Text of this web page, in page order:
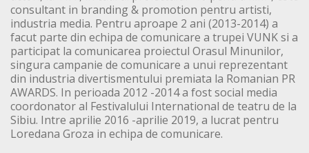
consultant in branding & promotion pentru artisti,
industria media. Pentru aproape 2 ani (2013-2014) a
facut parte din echipa de comunicare a trupei VUNK si a
participat la comunicarea proiectul Orasul Minunilor,
singura campanie de comunicare a unui reprezentant
din industria divertismentului premiata la Romanian PR
AWARDS. In perioada 2012 -2014 a fost social media
coordonator al Festivalului International de teatru de la
Sibiu. Intre aprilie 2016 -aprilie 2019, a lucrat pentru
Loredana Groza in echipa de comunicare.